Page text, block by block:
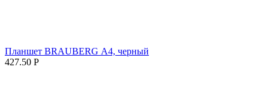
Планшет BRAUBERG А4, черный
427.50 Р